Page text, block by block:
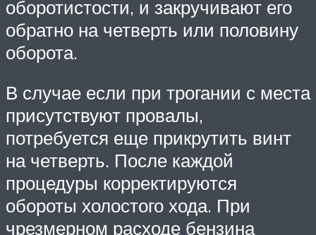
оборотистости, и закручивают его
обратно на четверть или половину
оборота.
В случае если при трогании с места
присутствуют провалы,
потребуется еще прикрутить винт
на четверть. После каждой
процедуры корректируются
обороты холостого хода. При
чрезмерном расходе бензина